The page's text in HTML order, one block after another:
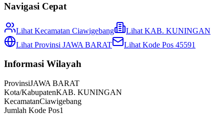
Navigasi Cepat
Lihat Kecamatan Ciawigebang Lihat KAB. KUNINGAN
Lihat Provinsi JAWA BARAT Lihat Kode Pos 45591
Informasi Wilayah
ProvinsiJAWA BARAT
Kota/KabupatenKAB. KUNINGAN
KecamatanCiawigebang
Jumlah Kode Pos1